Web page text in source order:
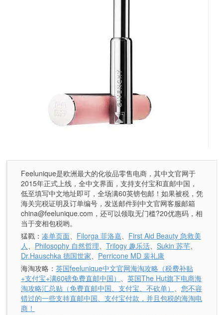
Feelunique是欧洲最大的化妆品零售电商，其中文官网于
2015年正式上线，全中文界面，支持支付宝和直邮中国，
低至填写中文地址即可，全场满60英镑包邮！如果被税，凭
海关完税证明及订单编号，发送邮件到中文官网客服邮箱
china@feelunique.com，还可以领取无门槛?20优惠码，相
当于变相包税哟。
猛戳： 凑单页面、 Filorga 菲洛嘉、 First Aid Beauty 急救美
人、 Philosophy 自然哲理、 Trilogy 趣乐活、 Sukin 苏芊、
Dr.Hauschka 德国世家、 Perricone MD 裴礼康
海淘攻略： 英国feelunique中文官网海淘攻略（税费补贴
+支付宝+满60磅免费直邮中国） 、 英国The Hut旗下电商海
淘攻略汇总贴（免费直邮中国、支付宝、不砍单） 、 您不容
错过的一些支持直邮中国、支付宝付款，并且包税的海淘电
商！